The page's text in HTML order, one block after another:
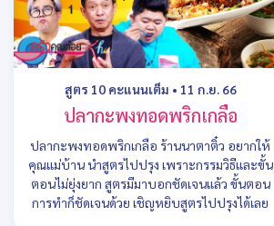
สูตร 10 คะแนนเต็ม • 11 ก.ย. 66
ปลากะพงทอดพริกเกลือ
ปลากะพงทอดพริกเกลือ ร้านนาตาติ๋ว อยากให้
คุณแม่บ้าน นำสูตรไปปรุง เพราะกรรมวิธีและขั้น
ตอนไม่ยุ่งยาก สูตรมีมาบอกชัดเจนแล้ว ขั้นตอน
การทำก็ชัดเจนด้วย เชิญหยิบสูตรไปปรุงได้เลย